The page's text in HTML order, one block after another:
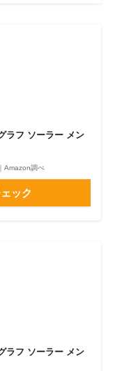
ラフ ソーラー メン
Amazon調べ
ック
ラフ ソーラー メン